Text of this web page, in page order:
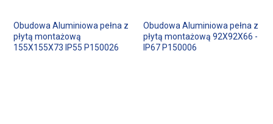
Obudowa Aluminiowa pełna z
płytą montażową
155X155X73 IP55 P150026
Obudowa Aluminiowa pełna z
płytą montażową 92X92X66 -
IP67 P150006